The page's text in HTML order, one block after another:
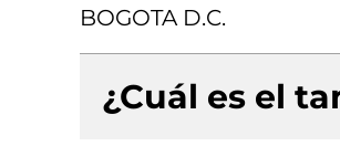
BOGOTA D.C.
¿Cuál es el